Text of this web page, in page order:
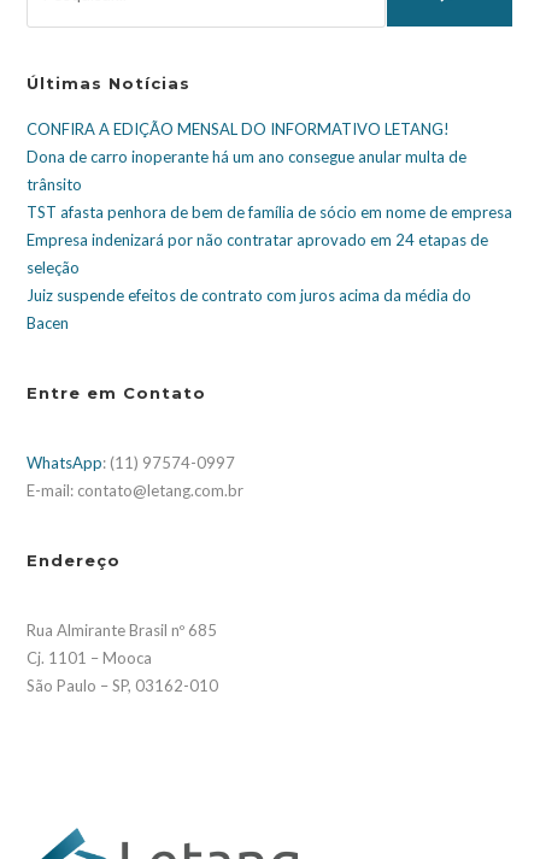
Últimas Notícias
CONFIRA A EDIÇÃO MENSAL DO INFORMATIVO LETANG!
Dona de carro inoperante há um ano consegue anular multa de
trânsito
TST afasta penhora de bem de família de sócio em nome de empresa
Empresa indenizará por não contratar aprovado em 24 etapas de
seleção
Juiz suspende efeitos de contrato com juros acima da média do
Bacen
Entre em Contato
WhatsApp: (11) 97574-0997
E-mail: contato@letang.com.br
Endereço
Rua Almirante Brasil nº 685
Cj. 1101 – Mooca
São Paulo – SP, 03162-010